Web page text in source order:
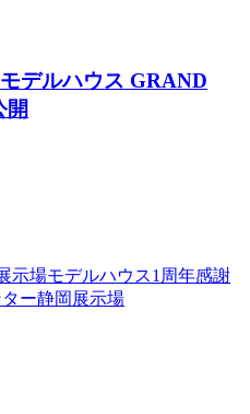
デルハウス GRAND
開